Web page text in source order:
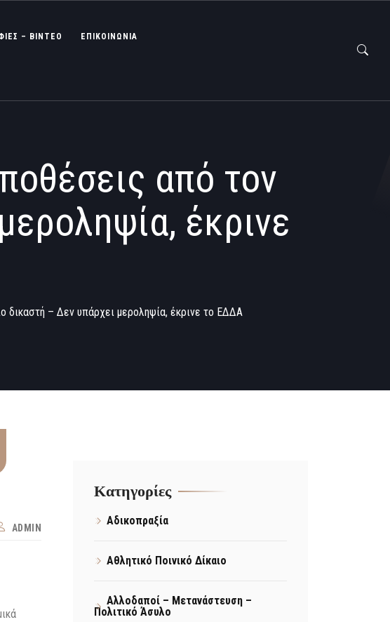
– ΒΊΝΤΕΟ ΕΠΙΚΟΙΝΩΝΙΑ
από τον
έκρινε
δικαστή – Δεν υπάρχει μεροληψία, έκρινε το ΕΔΔΑ
ADMIN
Kατηγορίες
Αδικοπραξία
Αθλητικό Ποινικό Δίκαιο
Αλλοδαποί – Μετανάστευση –
Πολιτικό Άσυλο